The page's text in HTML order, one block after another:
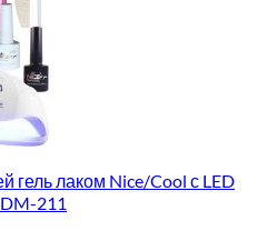
гель лаком Nice/Cool с LED
211